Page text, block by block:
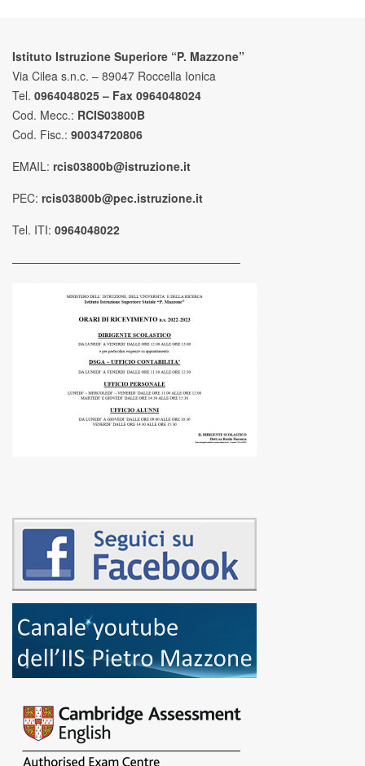
Istituto Istruzione Superiore “P. Mazzone”
Via Cilea s.n.c. – 89047 Roccella Ionica
Tel. 0964048025 – Fax 0964048024
Cod. Mecc.: RCIS03800B
Cod. Fisc.: 90034720806
EMAIL: rcis03800b@istruzione.it
PEC: rcis03800b@pec.istruzione.it
Tel. ITI: 0964048022
————————————————————